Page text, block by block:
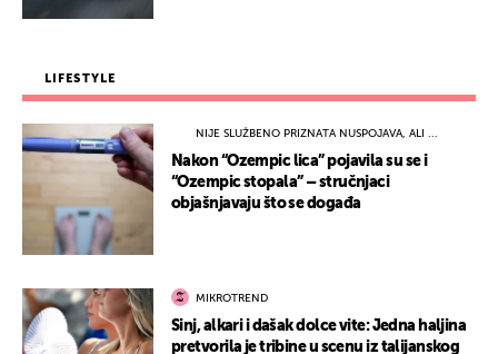
LIFESTYLE
NIJE SLUŽBENO PRIZNATA NUSPOJAVA, ALI ...
Nakon “Ozempic lica” pojavila su se i
“Ozempic stopala” – stručnjaci
objašnjavaju što se događa
MIKROTREND
Sinj, alkari i dašak dolce vite: Jedna haljina
pretvorila je tribine u scenu iz talijanskog